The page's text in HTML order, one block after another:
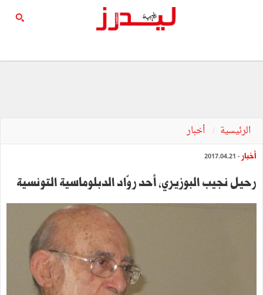
الرئيسية أخبار
أخبار - 2017.04.21
رحيل نجيب البوزيري، أحد روّاد الدبلوماسية التونسية